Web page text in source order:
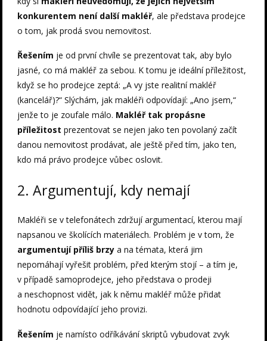
konkurentem není další makléř, ale představa prodejce
o tom, jak prodá svou nemovitost.
Řešením je od první chvíle se prezentovat tak, aby bylo
jasné, co má makléř za sebou. K tomu je ideální příležitost,
když se ho prodejce zeptá: „A vy jste realitní makléř
(kancelář)?“ Slýchám, jak makléři odpovídají: „Ano jsem,“
jenže to je zoufale málo. Makléř tak propásne
příležitost prezentovat se nejen jako ten povolaný začít
danou nemovitost prodávat, ale ještě před tím, jako ten,
kdo má právo prodejce vůbec oslovit.
2. Argumentují, kdy nemají
Makléři se v telefonátech zdržují argumentací, kterou mají
napsanou ve školících materiálech. Problém je v tom, že
argumentují příliš brzy a na témata, která jim
nepomáhají vyřešit problém, před kterým stojí – a tím je,
v případě samoprodejce, jeho představa o prodeji
a neschopnost vidět, jak k němu makléř může přidat
hodnotu odpovídající jeho provizi.
Řešením je namísto odříkávání skriptů vybudovat zvyk